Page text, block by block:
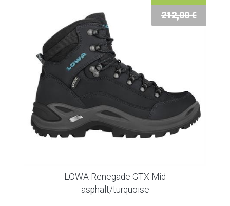
212,00 €
LOWA Renegade GTX Mid
asphalt/turquoise